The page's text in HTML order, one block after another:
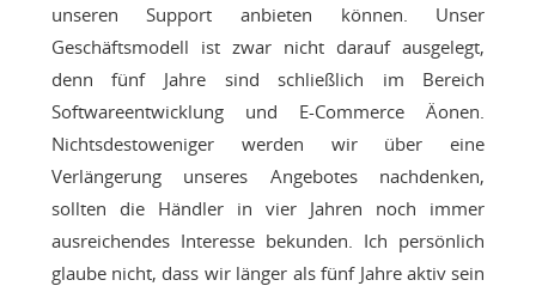
unseren Support anbieten können. Unser
Geschäftsmodell ist zwar nicht darauf ausgelegt,
denn fünf Jahre sind schließlich im Bereich
Softwareentwicklung und E-Commerce Äonen.
Nichtsdestoweniger werden wir über eine
Verlängerung unseres Angebotes nachdenken,
sollten die Händler in vier Jahren noch immer
ausreichendes Interesse bekunden. Ich persönlich
glaube nicht, dass wir länger als fünf Jahre aktiv sein